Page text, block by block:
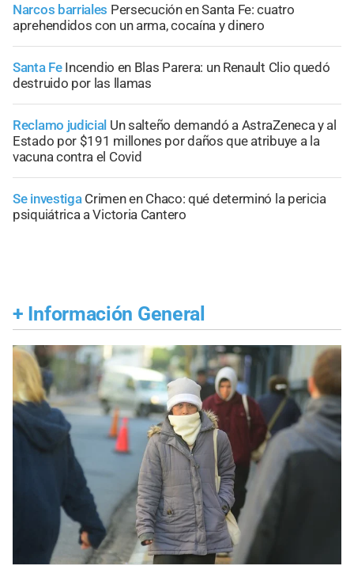
Narcos barriales Persecución en Santa Fe: cuatro
aprehendidos con un arma, cocaína y dinero
Santa Fe Incendio en Blas Parera: un Renault Clio quedó
destruido por las llamas
Reclamo judicial Un salteño demandó a AstraZeneca y al
Estado por $191 millones por daños que atribuye a la
vacuna contra el Covid
Se investiga Crimen en Chaco: qué determinó la pericia
psiquiátrica a Victoria Cantero
+ Información General